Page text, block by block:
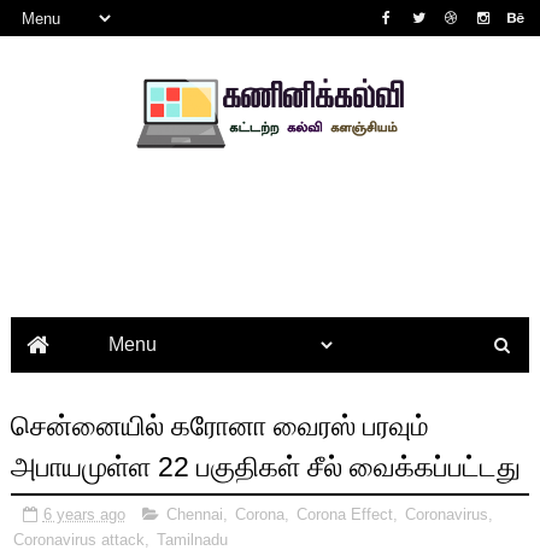
சென்னையில் கரோனா வைரஸ் பரவும்
அபாயமுள்ள 22 பகுதிகள் சீல் வைக்கப்பட்டது
6 years ago Chennai Corona Corona Effect Coronavirus
Coronavirus attack
Tamilnadu